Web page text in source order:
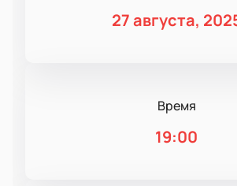
27 августа,
Время
19:00